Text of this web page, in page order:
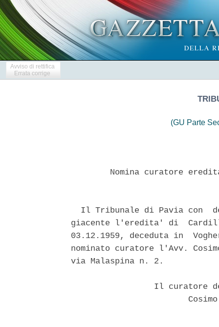
Avviso di rettifica
Errata corrige
(GU Parte
Nomina curatore
Il Tribunale di Pavia con
giacente l'eredita' di
03.12.1959, deceduta in
nominato curatore l'Avv.
via Malaspina n. 2.
Il curatore